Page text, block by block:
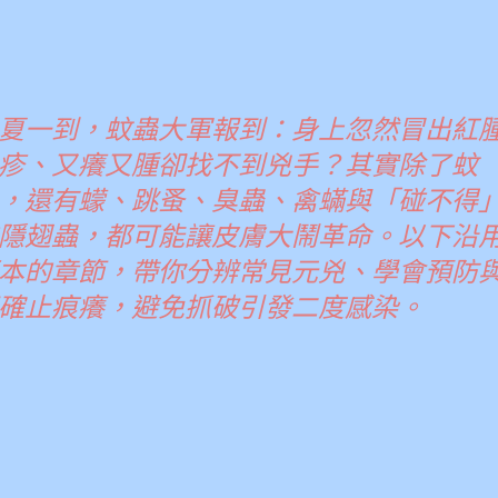
一到，蚊蟲大軍報到：身上忽然冒出紅
、又癢又腫卻找不到兇手？其實除了蚊
還有蠓、跳蚤、臭蟲、禽蟎與「碰不得」
翅蟲，都可能讓皮膚大鬧革命。以下沿
的章節，帶你分辨常見元兇、學會預防
止痕癢，避免抓破引發二度感染。